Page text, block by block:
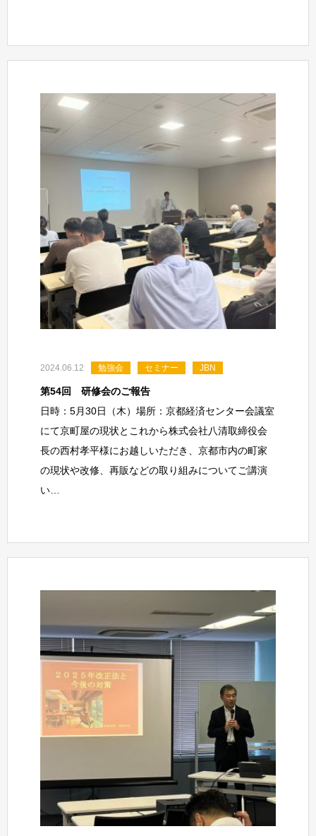
2024.06.12 勉強会 セミナー JBN
第54回 研修会のご報告
日時：5月30日（木）場所：京都経済センター会議室
にて京町屋の現状とこれから株式会社八清取締役会
長の西村孝平様にお越しいただき、京都市内の町家
の現状や改修、再販などの取り組みについてご講演
い…